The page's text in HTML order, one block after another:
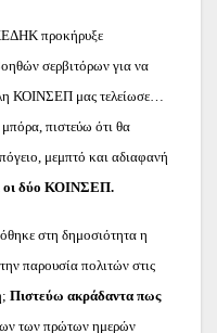
προκήρυξε
σερβιτόρων για να
ΚΟΙΝΣΕΠ μας τελείωσε…
πιστεύω ότι θα
μεμπτό και αδιαφανή
οι δύο ΚΟΙΝΣΕΠ.
στη δημοσιότητα η
παρουσία πολιτών στις
Πιστεύω ακράδαντα πως
των πρώτων ημερών